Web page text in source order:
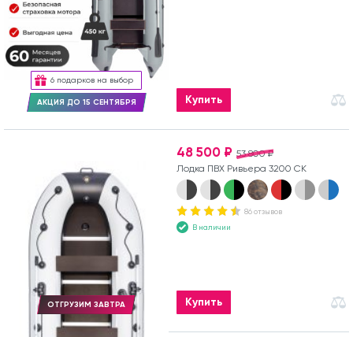
6 подарков на выбор
АКЦИЯ ДО 15 СЕНТЯБРЯ Купить
ОТГРУЗИМ ЗАВТРА
53 800 ₽
48 500 ₽
Лодка ПВХ Ривьера 3200 СК
86 отзывов
В наличии
Купить